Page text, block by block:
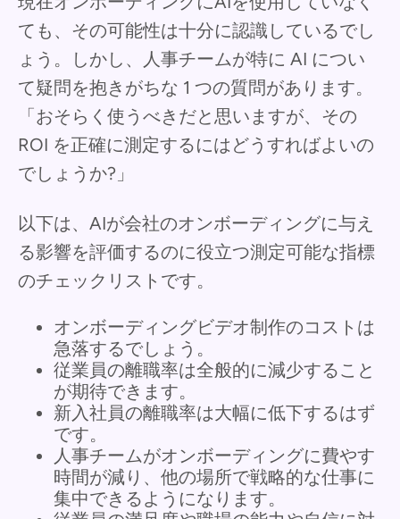
ても、その可能性は十分に認識しているでし
ょう。しかし、人事チームが特に AI につい
て疑問を抱きがちな 1 つの質問があります。
「おそらく使うべきだと思いますが、その
ROI を正確に測定するにはどうすればよいの
でしょうか?」
以下は、AIが会社のオンボーディングに与え
る影響を評価するのに役立つ測定可能な指標
のチェックリストです。
オンボーディングビデオ制作のコストは
急落するでしょう。
従業員の離職率は全般的に減少すること
が期待できます。
新入社員の離職率は大幅に低下するはず
です。
人事チームがオンボーディングに費やす
時間が減り、他の場所で戦略的な仕事に
集中できるようになります。